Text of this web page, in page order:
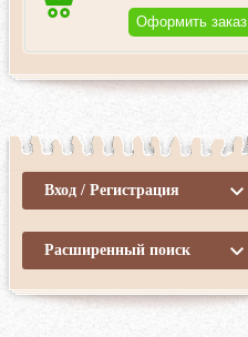
Оформить заказ
Вход / Регистрация
Расширенный поиск